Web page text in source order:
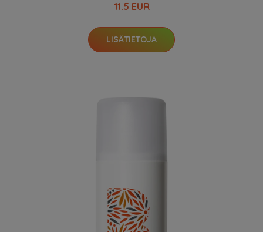
11.5 EUR
LISÄTIETOJA